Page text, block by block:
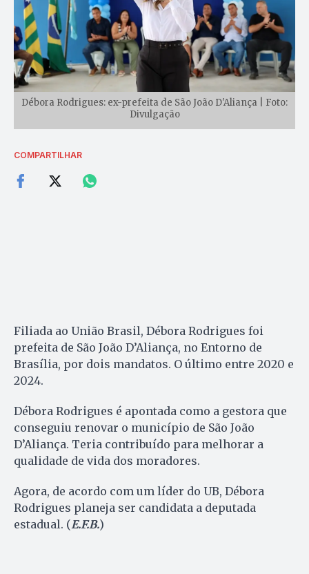
Débora Rodrigues: ex-prefeita de São João D'Aliança | Foto:
Divulgação
COMPARTILHAR
Filiada ao União Brasil, Débora Rodrigues foi
prefeita de São João D’Aliança, no Entorno de
Brasília, por dois mandatos. O último entre 2020 e
2024.
Débora Rodrigues é apontada como a gestora que
conseguiu renovar o município de São João
D’Aliança. Teria contribuído para melhorar a
qualidade de vida dos moradores.
Agora, de acordo com um líder do UB, Débora
Rodrigues planeja ser candidata a deputada
estadual. (E.F.B.)